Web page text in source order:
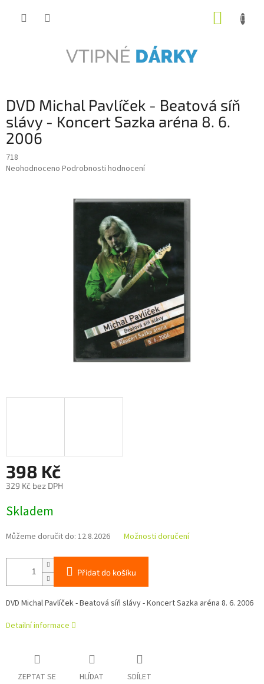
DVD Michal Pavlíček - Beatová síň
slávy - Koncert Sazka aréna 8. 6.
2006
718
Průměrné
Neohodnoceno Podrobnosti hodnocení
398 Kč
329 Kč bez DPH
cena:
Skladem
Můžeme doručit do: 12.8.2026 Možnosti doručení
Přidat do košíku
DVD Michal Pavlíček - Beatová síň slávy - Koncert Sazka aréna 8. 6. 2006
Detailní informace
ZEPTAT SE HLÍDAT SDÍLET